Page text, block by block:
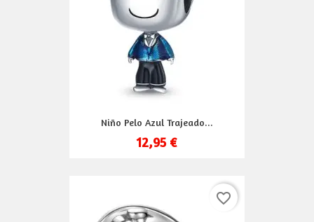
Niño Pelo Azul Trajeado...
12,95 €
favorite_border